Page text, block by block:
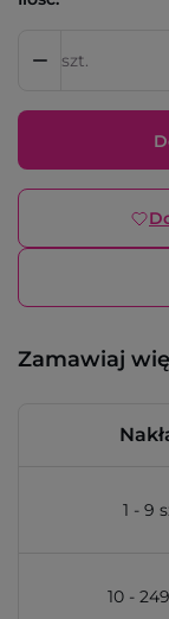
szt.
Zamawiaj
1 - 9
10 -